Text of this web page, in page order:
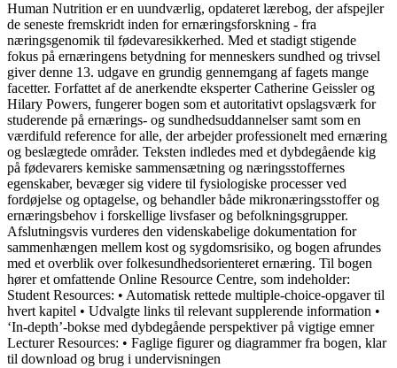
Human Nutrition er en uundværlig, opdateret lærebog, der afspejler
de seneste fremskridt inden for ernæringsforskning - fra
næringsgenomik til fødevaresikkerhed. Med et stadigt stigende
fokus på ernæringens betydning for menneskers sundhed og trivsel
giver denne 13. udgave en grundig gennemgang af fagets mange
facetter. Forfattet af de anerkendte eksperter Catherine Geissler og
Hilary Powers, fungerer bogen som et autoritativt opslagsværk for
studerende på ernærings- og sundhedsuddannelser samt som en
værdifuld reference for alle, der arbejder professionelt med ernæring
og beslægtede områder. Teksten indledes med et dybdegående kig
på fødevarers kemiske sammensætning og næringsstoffernes
egenskaber, bevæger sig videre til fysiologiske processer ved
fordøjelse og optagelse, og behandler både mikronæringsstoffer og
ernæringsbehov i forskellige livsfaser og befolkningsgrupper.
Afslutningsvis vurderes den videnskabelige dokumentation for
sammenhængen mellem kost og sygdomsrisiko, og bogen afrundes
med et overblik over folkesundhedsorienteret ernæring. Til bogen
hører et omfattende Online Resource Centre, som indeholder:
Student Resources: • Automatisk rettede multiple-choice-opgaver til
hvert kapitel • Udvalgte links til relevant supplerende information •
‘In-depth’-bokse med dybdegående perspektiver på vigtige emner
Lecturer Resources: • Faglige figurer og diagrammer fra bogen, klar
til download og brug i undervisningen